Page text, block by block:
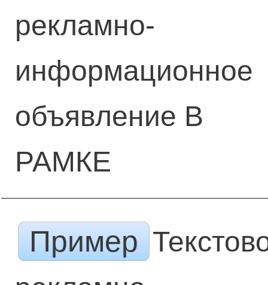
рекламно-
информационное
объявление В
РАМКЕ
Пример